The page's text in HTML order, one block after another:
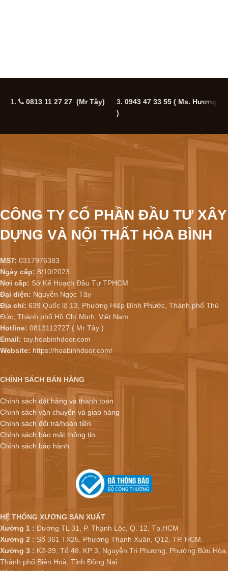
1. 0813 11 27 27 (Mr Tây) 3. 0943 47 33 55 ( Ms. Hương
)
CÔNG TY CỔ PHẦN ĐẦU TƯ XÂY
DỰNG VÀ NỘI THẤT HÒA BÌNH
MST: 0317976383
Ngày cấp: 8/10/2023
Nơi cấp: Sở Kế Hoạch Đầu Tư TPHCM
Đại diện: Nguyễn Ngọc Tây
Địa chỉ: 639 Quốc lộ 13, Phường Hiệp Bình Phước, Thành phố Thủ
Đức, Thành phố Hồ Chí Minh, Việt Nam
Hotline: 0813112727 ( Mr Tây )
Email: tay.hoabinhdoor.com
Website: https://hoabinhdoor.com/
CHÍNH SÁCH BÁN HÀNG
Chính sách đặt hàng và thanh toán
Chính sách vận chuyển và giao hàng
Chính sách đổi trả/hoàn tiền
Chính sách bảo mật thông tin
Chính sách bảo hành
HỆ THỐNG XƯỞNG SẢN XUẤT
Xưởng 1 : Đường TL 31, P. Thạnh Lộc, Q. 12, Tp.HCM
Xưởng 2 : Số 361 TX25, Phường Thạnh Xuân, Q12, TP. HCM.
Xưởng 3 : K2-39, Tổ 48, KP 3, Nguyễn Tri Phương, Phường Bửu Hòa,
Thành phố Biên Hoà, Tỉnh Đồng Nai